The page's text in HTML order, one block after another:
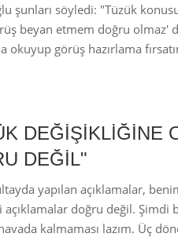
şunları söyledi: "Tüzük
beyan etmem doğru olmaz'
okuyup görüş hazırlama
DEĞİŞİKLİĞİNE
DEĞİL"
yapılan açıklamalar,
açıklamalar doğru değil.
kalmaması lazım. Üç